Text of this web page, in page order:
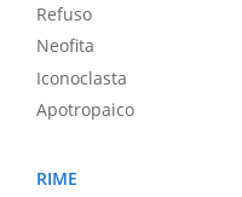
Refuso
Neofita
Iconoclasta
Apotropaico
RIME